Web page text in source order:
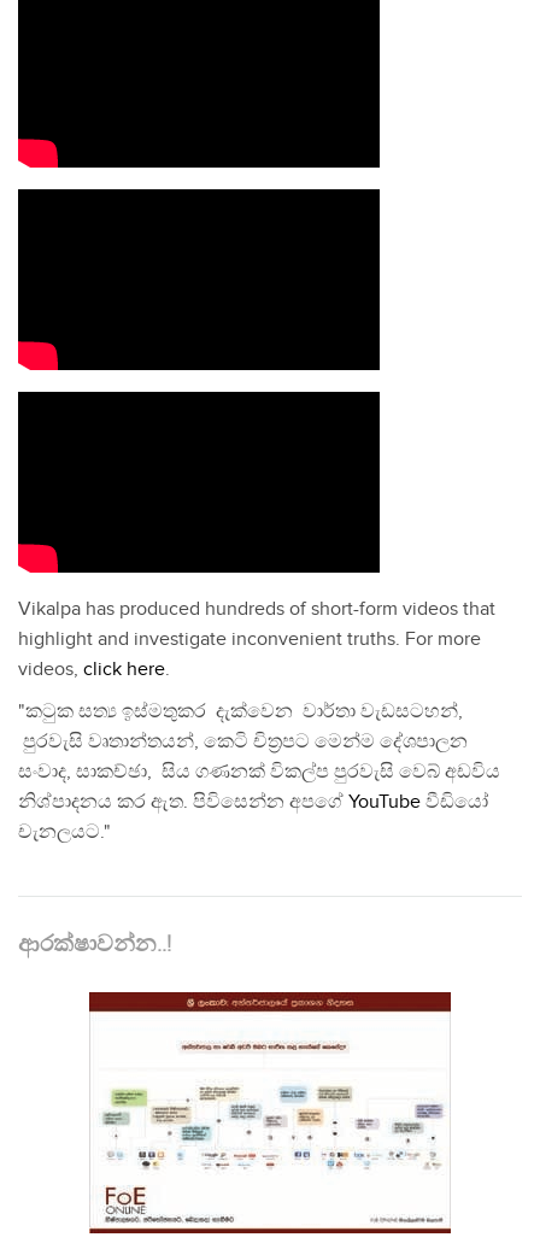
Vikalpa has produced hundreds of short-form videos that
highlight and investigate inconvenient truths. For more
videos, click here.
"කටුක සත්‍ය ඉස්මතුකර දැක්වෙන වාර්තා වැඩසටහන්,
පුරවැසි වෘතාන්තයන්, කෙටි චිත්‍රපට මෙන්ම දේශපාලන
සංවාද, සාකච්ඡා, සිය ගණනක් විකල්ප පුරවැසි වෙබ් අඩවිය
නිශ්පාදනය කර ඇත. පිවිසෙන්න අපගේ YouTube වීඩියෝ
චැනලයට."
ආරක්ෂාවන්න..!